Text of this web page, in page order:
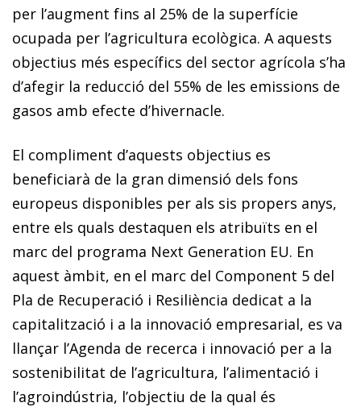
per l’augment fins al 25% de la superfície
ocupada per l’agricultura ecològica. A aquests
objectius més específics del sector agrícola s’ha
d’afegir la reducció del 55% de les emissions de
gasos amb efecte d’hivernacle.
El compliment d’aquests objectius es
beneficiarà de la gran dimensió dels fons
europeus disponibles per als sis propers anys,
entre els quals destaquen els atribuïts en el
marc del programa Next Generation EU. En
aquest àmbit, en el marc del Component 5 del
Pla de Recuperació i Resiliència dedicat a la
capitalització i a la innovació em­­presarial, es va
llançar l’Agenda de recerca i innovació per a la
sostenibilitat de l’agricultura, l’alimentació i
l’agro­­indústria, l’objectiu de la qual és